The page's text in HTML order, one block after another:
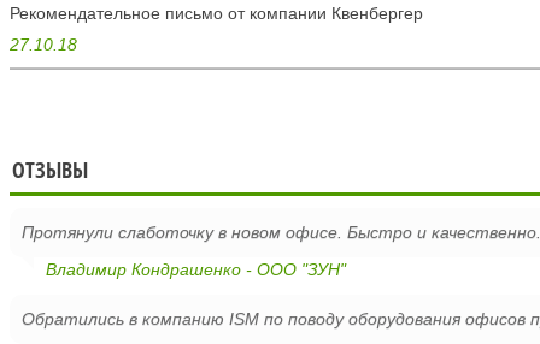
Рекомендательное письмо от компании Квенбергер
27.10.18
ОТЗЫВЫ
Протянули слаботочку в новом офисе. Быстро и
Владимир Кондрашенко - ООО "ЗУН"
Обратились в компанию ISM по поводу оборудования офисов